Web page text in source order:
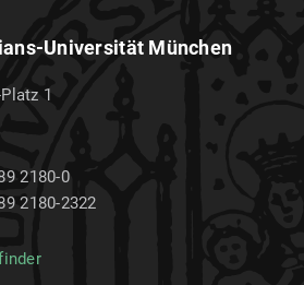
Universität München
1
2180-0
2180-2322